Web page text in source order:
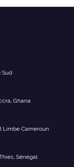
Sud
Ghana
Limbe Cameroun
Sénégal